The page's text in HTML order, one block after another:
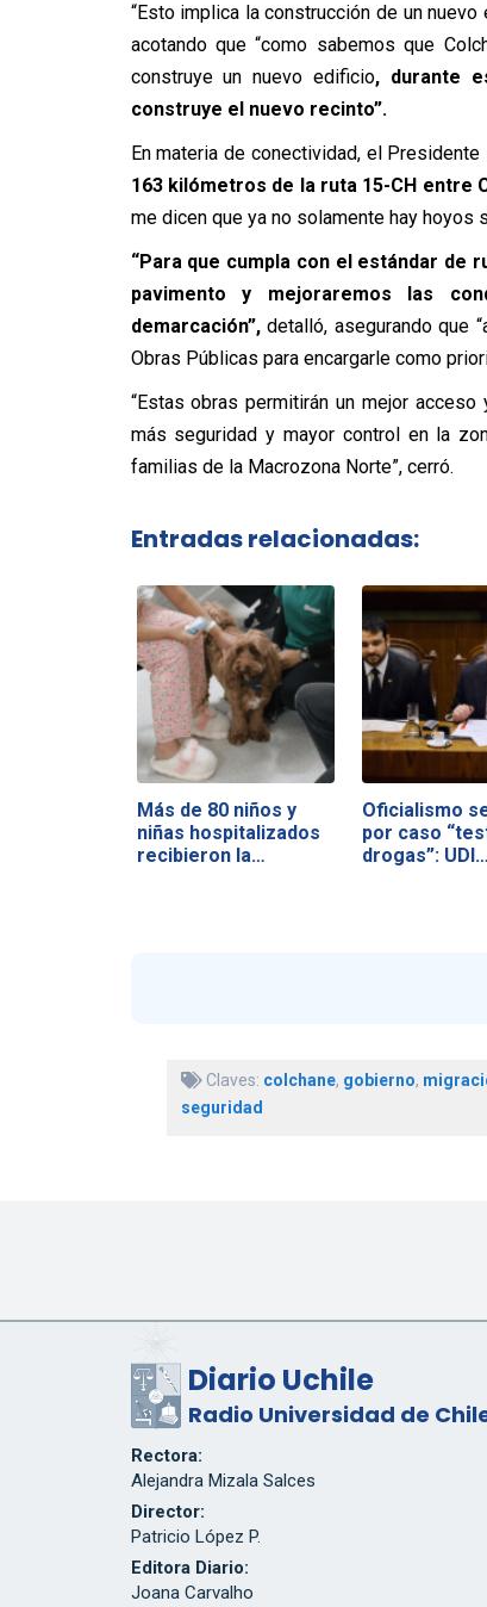
“Esto implica la construcción de un
acotando que “como sabemos que
construye un nuevo edificio, durante
construye el nuevo recinto”.
En materia de conectividad, el
163 kilómetros de la ruta 15-CH entre
me dicen que ya no solamente hay hoyos
“Para que cumpla con el estándar de
pavimento y mejoraremos las
demarcación”, detalló, asegurando que
Obras Públicas para encargarle como
“Estas obras permitirán un mejor
más seguridad y mayor control en la
familias de la Macrozona Norte”, cerró.
Entradas relacionadas:
Más de 80 niños y
niñas hospitalizados
recibieron la…
Oficialismo
por caso
drogas”: UDI…
Claves: colchane, gobierno,
seguridad
Diario Uchile
Radio Universidad de
Rectora:
Alejandra Mizala Salces
Director:
Patricio López P.
Editora Diario:
Joana Carvalho